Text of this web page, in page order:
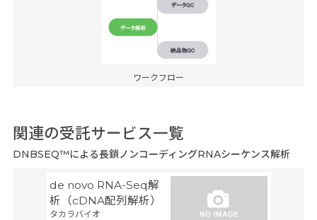
ワークフロー
関連の受託サービス一覧
DNBSEQ™による長鎖ノンコーディングRNAシーケンス解析
de novo RNA-Seq解
析（cDNA配列解析）
タカラバイオ